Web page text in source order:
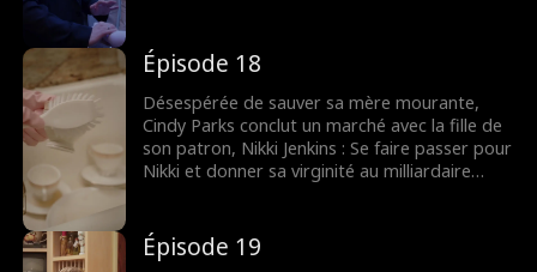
lorsqu’elle tombe malade, Cindy est une fois
de plus obligée de se déguiser et de
remplacer sa mère.
Épisode 18
Désespérée de sauver sa mère mourante,
Cindy Parks conclut un marché avec la fille de
son patron, Nikki Jenkins : Se faire passer pour
Nikki et donner sa virginité au milliardaire
lorsqu’elle tombe malade, Cindy est une fois
de plus obligée de se déguiser et de
Épisode 19